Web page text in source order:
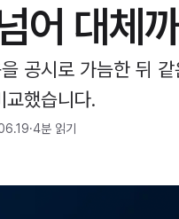
어 대체
공시로 가늠한 뒤
교했습니다.
·4분 읽기